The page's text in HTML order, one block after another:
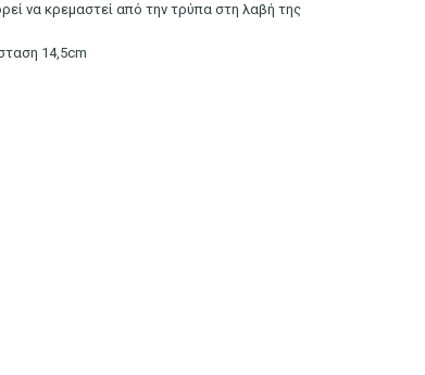
να κρεμαστεί από την τρύπα στη λαβή της
14,5cm